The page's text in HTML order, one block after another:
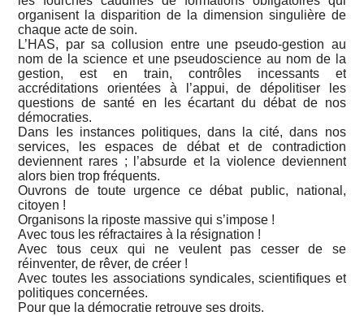
organisent la disparition de la dimension singulière de
chaque acte de soin.
L’HAS, par sa collusion entre une pseudo-gestion au
nom de la science et une pseudoscience au nom de la
gestion, est en train, contrôles incessants et
accréditations orientées à l’appui, de dépolitiser les
questions de santé en les écartant du débat de nos
démocraties.
Dans les instances politiques, dans la cité, dans nos
services, les espaces de débat et de contradiction
deviennent rares ; l’absurde et la violence deviennent
alors bien trop fréquents.
Ouvrons de toute urgence ce débat public, national,
citoyen !
Organisons la riposte massive qui s’impose !
Avec tous les réfractaires à la résignation !
Avec tous ceux qui ne veulent pas cesser de se
réinventer, de rêver, de créer !
Avec toutes les associations syndicales, scientifiques et
politiques concernées.
Pour que la démocratie retrouve ses droits.